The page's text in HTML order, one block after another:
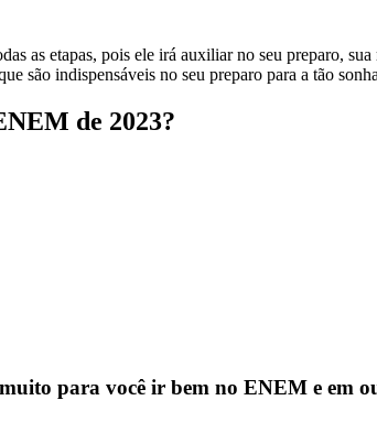
as etapas, pois ele irá auxiliar no seu preparo,
são indispensáveis no seu preparo para a tão
de 2023?
muito para você ir bem no ENEM e em